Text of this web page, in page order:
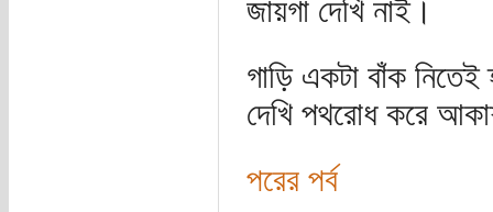
জায়গা দেখি নাই।
গাড়ি একটা বাঁক
দেখি পথরোধ করে
পরের পর্ব